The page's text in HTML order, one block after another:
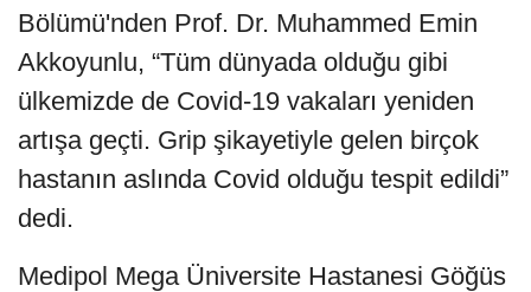
Bölümü'nden Prof. Dr. Muhammed Emin
Akkoyunlu, “Tüm dünyada olduğu gibi
ülkemizde de Covid-19 vakaları yeniden
artışa geçti. Grip şikayetiyle gelen birçok
hastanın aslında Covid olduğu tespit edildi”
dedi.
Medipol Mega Üniversite Hastanesi Göğüs